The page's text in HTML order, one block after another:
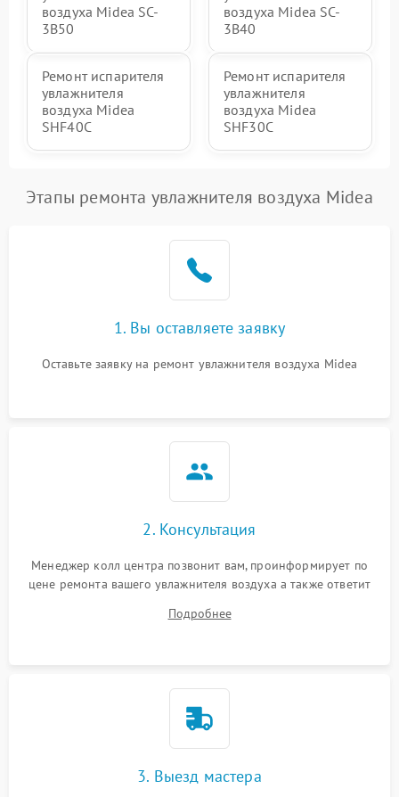
воздуха Midea SC-
3B50
воздуха Midea SC-
3B40
Ремонт испарителя
увлажнителя
воздуха Midea
SHF40C
Ремонт испарителя
увлажнителя
воздуха Midea
SHF30C
Этапы ремонта увлажнителя воздуха Midea
1. Вы оставляете заявку
Оставьте заявку на ремонт увлажнителя воздуха Midea
2. Консультация
Менеджер колл центра позвонит вам, проинформирует по
цене ремонта вашего увлажнителя воздуха а также ответит
Подробнее
3. Выезд мастера